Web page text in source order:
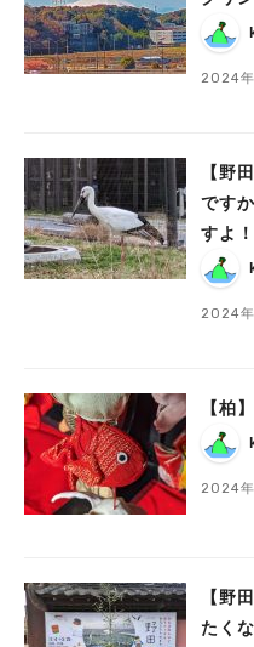
2024年
【野
です
すよ！
2024年
【柏
2024
【野
たく